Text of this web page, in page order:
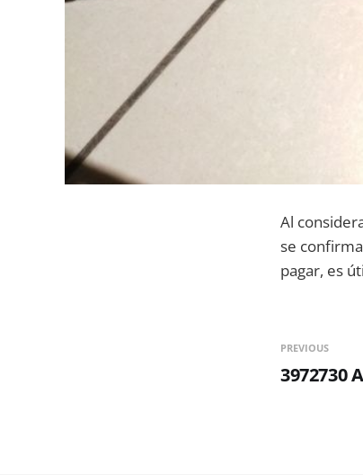
Al
se
pagar, es
PREVIOUS
3972730